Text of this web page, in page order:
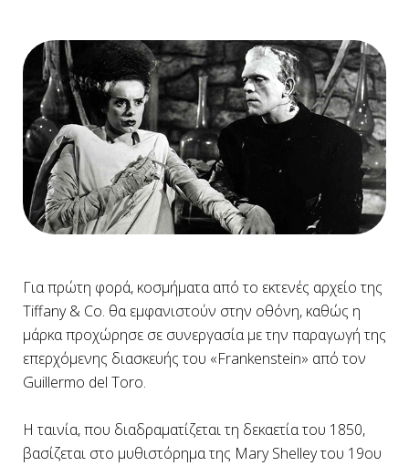
Για πρώτη φορά, κοσμήματα από το εκτενές αρχείο της
Tiffany & Co. θα εμφανιστούν στην οθόνη, καθώς η
μάρκα προχώρησε σε συνεργασία με την παραγωγή της
επερχόμενης διασκευής του «Frankenstein» από τον
Guillermo del Toro.
Η ταινία, που διαδραματίζεται τη δεκαετία του 1850,
βασίζεται στο μυθιστόρημα της Mary Shelley του 19ου